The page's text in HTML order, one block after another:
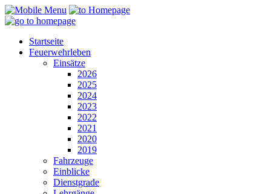
Startseite
Feuerwehrleben
Einsätze
2026
2025
2024
2023
2022
2021
2020
2019
Fahrzeuge
Einblicke
Dienstgrade